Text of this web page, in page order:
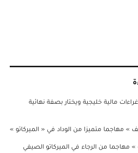
مالية خليجية ويختار بصفة نهائية
» مهاجما متميزا من الوداد في « الميركاتو »
مهاجما من الرجاء في الميركاتو الصيفي